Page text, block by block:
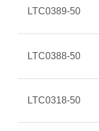
LTC0389-50
LTC0388-50
LTC0318-50